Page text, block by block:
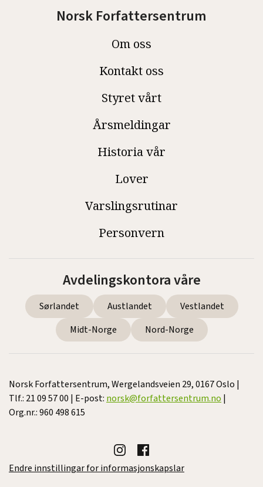
Norsk Forfattersentrum
Om oss
Kontakt oss
Styret vårt
Årsmeldingar
Historia vår
Lover
Varslingsrutinar
Personvern
Avdelingskontora våre
Sørlandet Austlandet
Vestlandet
Midt-Norge
Nord-Norge
Norsk Forfattersentrum, Wergelandsveien 29, 0167 Oslo |
Tlf.: 21 09 57 00 | E-post: norsk@forfattersentrum.no |
Org.nr.: 960 498 615
Endre innstillingar for informasjonskapslar